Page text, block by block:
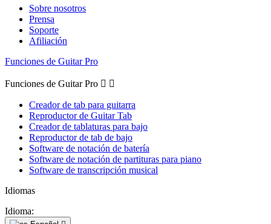
Sobre nosotros
Prensa
Soporte
Afiliación
Funciones de Guitar Pro
Funciones de Guitar Pro  
Creador de tab para guitarra
Reproductor de Guitar Tab
Creador de tablaturas para bajo
Reproductor de tab de bajo
Software de notación de batería
Software de notación de partituras para piano
Software de transcripción musical
Idiomas
Idioma: